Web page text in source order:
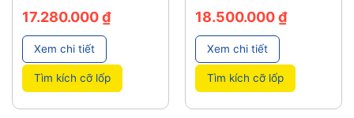
17.280.000₫
Xem chi tiết
Tìm kích cỡ lốp
18.500.000₫
Xem chi tiết
Tìm kích cỡ lốp